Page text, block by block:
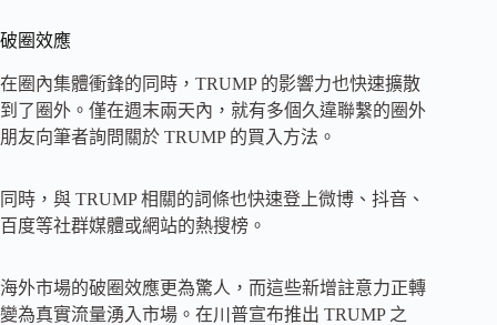
破圈效應
在圈內集體衝鋒的同時，TRUMP 的影響力也快速擴散
到了圈外。僅在週末兩天內，就有多個久違聯繫的圈外
朋友向筆者詢問關於 TRUMP 的買入方法。
同時，與 TRUMP 相關的詞條也快速登上微博、抖音、
百度等社群媒體或網站的熱搜榜。
海外市場的破圈效應更為驚人，而這些新增註意力正轉
變為真實流量湧入市場。在川普宣布推出 TRUMP 之